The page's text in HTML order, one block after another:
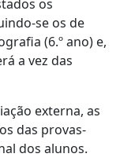
os
se os de
(6.º ano) e,
a vez das
externa, as
das provas-
dos alunos.